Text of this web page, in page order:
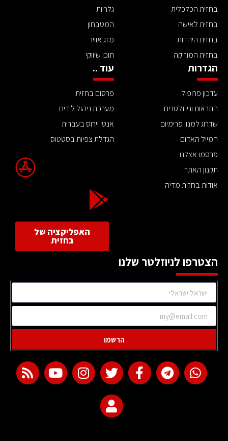
בחזית הכלכלית
בחזית לאישה
בחזית היהדות
בחזית המוזיקה
גלריות
המטבחון
מזג אוויר
תוכן שיווקי
הגדרות
עדכון פרופיל
התראות וניוזלטרים
שדרוג למנוי פרימיום
המייל האדום
פרסמו אצלנו
תקנון האתר
אודות בחזית מדיה
עוד ..
פרסום בחזית
מערכת ניהול לידים
אנטי וירוס בעברית
הגדלת צפיות בסטטוס
האפליקציה של
בחזית
הצטרפו לניוזלטר שלנו
הרשמו